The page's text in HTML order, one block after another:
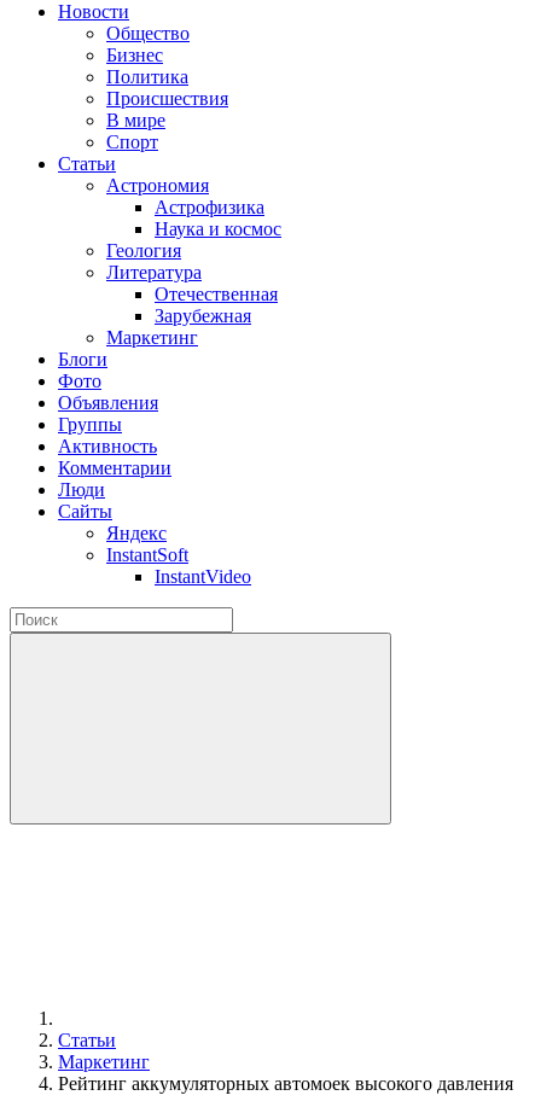
Новости
Общество
Бизнес
Политика
Происшествия
В мире
Спорт
Статьи
Астрономия
Астрофизика
Наука и космос
Геология
Литература
Отечественная
Зарубежная
Маркетинг
Блоги
Фото
Объявления
Группы
Активность
Комментарии
Люди
Сайты
Яндекс
InstantSoft
InstantVideo
Статьи
Маркетинг
Рейтинг аккумуляторных автомоек высокого давления